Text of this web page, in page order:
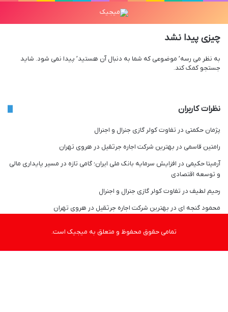
چیزی پیدا نشد
به نظر می رسه’ موضوعی که شما به دنبال آن هستید’ پیدا نمی شود. شاید
جستجو کمک کند.
نظرات کاربران
پژمان حکمتی در تفاوت کولر گازی جنرال و اجنرال
رامتین قاسمی در بهترین شرکت اجاره جرثقیل در هروی تهران
آرمیتا حکیمی در افزایش سرمایه بانک ملی ایران؛ گامی تازه در مسیر پایداری مالی
و توسعه اقتصادی
رحیم لطیف در تفاوت کولر گازی جنرال و اجنرال
محمود گنجه ای در بهترین شرکت اجاره جرثقیل در هروی تهران
تمامی حقوق محفوظ و متعلق به میجیک است.